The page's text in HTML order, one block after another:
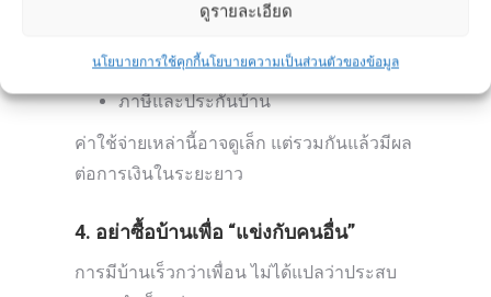
ดูรายละเอียด
นโยบายการใช้คุกกี้นโยบายความเป็นส่วนตัวของข้อมูล
ค่าส่วนกลาง
ค่าซ่อมบำรุง
ภาษีและประกันบ้าน
ค่าใช้จ่ายเหล่านี้อาจดูเล็ก แต่รวมกันแล้วมีผล
ต่อการเงินในระยะยาว
4. อย่าซื้อบ้านเพื่อ “แข่งกับคนอื่น”
การมีบ้านเร็วกว่าเพื่อน ไม่ได้แปลว่าประสบ